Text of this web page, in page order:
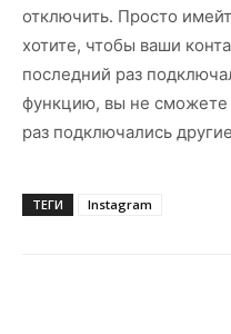
отключить. Просто
хотите, чтобы ваши
последний раз
функцию, вы не сможете
раз подключались
ТЕГИ Instagram